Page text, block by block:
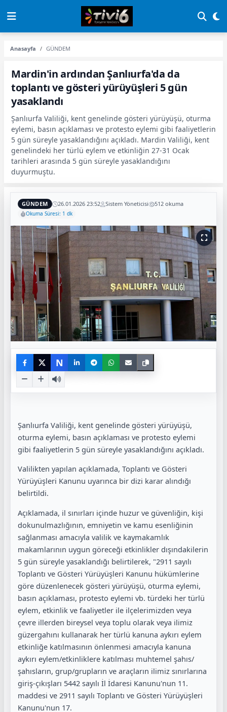
Anasayfa GÜNDEM
Mardin'in ardından Şanlıurfa'da da
toplantı ve gösteri yürüyüşleri 5 gün
yasaklandı
Şanlıurfa Valiliği, kent genelinde gösteri yürüyüşü, oturma
eylemi, basın açıklaması ve protesto eylemi gibi faaliyetlerin
5 gün süreyle yasaklandığını açıkladı. Mardin Valiliği, kent
genelindeki her türlü eylem ve etkinliğin 27-31 Ocak
tarihleri arasında 5 gün süreyle yasaklandığını
duyurmuştu.
GÜNDEM 26.01.2026 23:52 Sistem Yöneticisi 512 okuma
Okuma Süresi: 1 dk
N
Şanlıurfa Valiliği, kent genelinde gösteri yürüyüşü,
oturma eylemi, basın açıklaması ve protesto eylemi
gibi faaliyetlerin 5 gün süreyle yasaklandığını açıkladı.
Valilikten yapılan açıklamada, Toplantı ve Gösteri
Yürüyüşleri Kanunu uyarınca bir dizi karar alındığı
belirtildi.
Açıklamada, il sınırları içinde huzur ve güvenliğin, kişi
dokunulmazlığının, emniyetin ve kamu esenliğinin
sağlanması amacıyla valilik ve kaymakamlık
makamlarının uygun göreceği etkinlikler dışındakilerin
5 gün süreyle yasaklandığı belirtilerek, "2911 sayılı
Toplantı ve Gösteri Yürüyüşleri Kanunu hükümlerine
göre düzenlenecek gösteri yürüyüşü, oturma eylemi,
basın açıklaması, protesto eylemi vb. türdeki her türlü
eylem, etkinlik ve faaliyetler ile ilçelerimizden veya
çevre illerden bireysel veya toplu olarak veya ilimiz
güzergahını kullanarak her türlü kanuna aykırı eylem
etkinliğe katılmasının önlenmesi amacıyla kanuna
aykırı eylem/etkinliklere katılması muhtemel şahıs/
şahısların, grup/grupların ve araçların ilimiz sınırlarına
giriş-çıkışları 5442 sayılı İl İdaresi Kanunu'nun 11.
maddesi ve 2911 sayılı Toplantı ve Gösteri Yürüyüşleri
Kanunu'nun 17.